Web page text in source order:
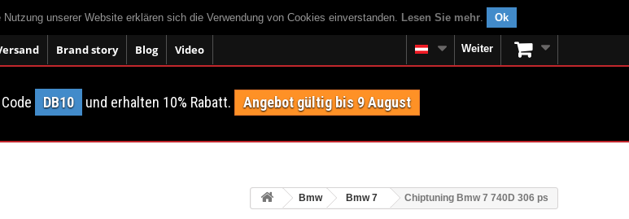
unserer Website erklären sich die Verwendung von Cookies einverstanden. Lesen Sie mehr. Ok
Brand story Blog Video Weiter
DB10 und erhalten 10% Rabatt. Angebot gültig bis 9 August
Bmw Bmw 7 Chiptuning Bmw 7 740D 306 ps